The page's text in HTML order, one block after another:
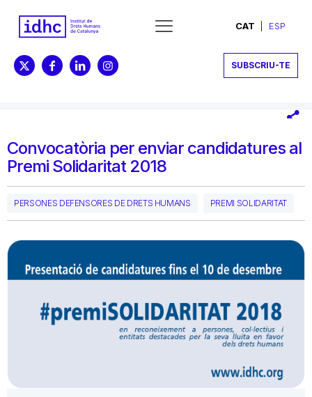
CAT ESP
SUBSCRIU-TE
Convocatòria per enviar candidatures al
Premi Solidaritat 2018
PERSONES DEFENSORES DE DRETS HUMANS PREMI SOLIDARITAT